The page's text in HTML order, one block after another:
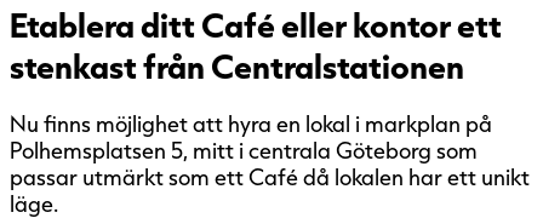
Etablera ditt Café eller kontor ett
stenkast från Centralstationen
Nu finns möjlighet att hyra en lokal i markplan på
Polhemsplatsen 5, mitt i centrala Göteborg som
passar utmärkt som ett Café då lokalen har ett unikt
läge.